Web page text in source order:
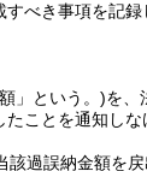
べき事項を記
」という。)を、
ことを通知しな
過誤納金額を